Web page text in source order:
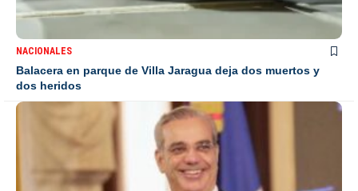
NACIONALES
Balacera en parque de Villa Jaragua deja dos muertos y
dos heridos